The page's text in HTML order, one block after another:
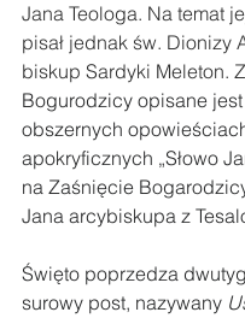
Jana Teologa. Na temat
pisał jednak św. Dionizy
biskup Sardyki Meleton. Z
Bogurodzicy opisane
obszernych
apokryficznych „Słowo
na Zaśnięcie
Jana arcybiskupa z
Święto poprzedza
surowy post, nazywany